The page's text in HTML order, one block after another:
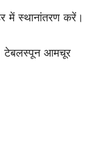
में स्थानांतरण करें।
टेबलस्पून आमचूर